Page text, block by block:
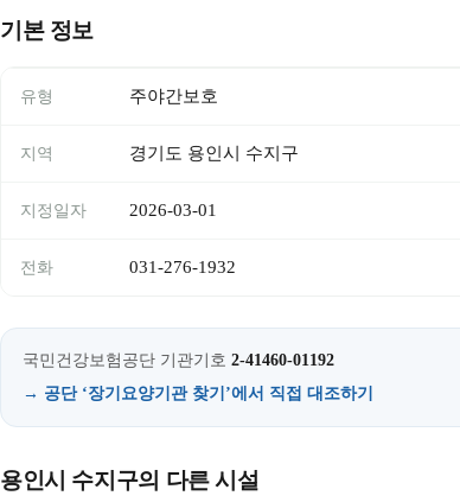
기본 정보
유형 주야간보호
지역 경기도 용인시 수지구
지정일자 2026-03-01
전화 031-276-1932
국민건강보험공단 기관기호 2-41460-01192
→ 공단 ‘장기요양기관 찾기’에서 직접 대조하기
용인시 수지구의 다른 시설